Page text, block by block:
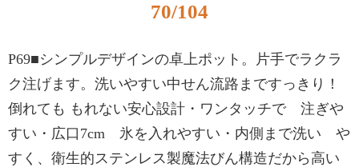
70/104
P69■シンプルデザインの卓上ポット。片手でラクラ
ク注げます。洗いやすい中せん流路まですっきり！
倒れても もれない安心設計・ワンタッチで 注ぎや
すい・広口7cm 氷を入れやすい・内側まで洗い や
すく、衛生的ステンレス製魔法びん構造だから高い